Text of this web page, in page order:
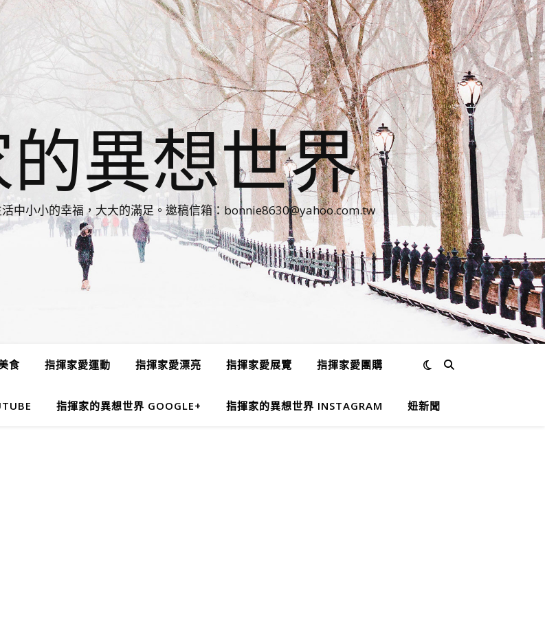
異想世界
中小小的幸福，大大的滿足。邀稿信箱：bonnie8630@yahoo.com.tw
食 指揮家愛運動 指揮家愛漂亮 指揮家愛展覽 指揮家愛團購
指揮家的異想世界 GOOGLE+ 指揮家的異想世界 INSTAGRAM 妞新聞